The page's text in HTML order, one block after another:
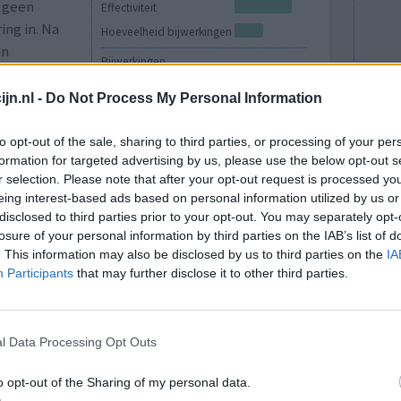
- Do Not Process My Personal Information
opt-out of the sale, sharing to third parties, or processing of your
for targeted advertising by us, please use the below opt-out
selection. Please note that after your opt-out request is processed
interest-based ads based on personal information utilized by us
to third parties prior to your opt-out. You may separately
of your personal information by third parties on the IAB’s list of
This information may also be disclosed by us to third parties on the
Participants that may further disclose it to other third parties.
Data Processing Opt Outs
opt-out of the Sharing of my personal data.
Effectiviteit
Hoeveelheid bijwerkingen
Bijwerkingen
in. Na
0 reacties
Hoeveelheid bijwerkingen
te zien.
niet
het al zeer deed. Ging echt stuk van de pijn,